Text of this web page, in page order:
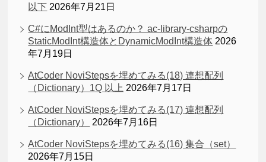
以下 2026年7月21日
C#にModInt型はあるのか？ ac-library-csharpの
StaticModInt構造体とDynamicModInt構造体 2026
年7月19日
AtCoder NoviStepsを埋めてみる(18) 連想配列
（Dictionary）1Q 以上 2026年7月17日
AtCoder NoviStepsを埋めてみる(17) 連想配列
（Dictionary）
2026年7月16日
AtCoder NoviStepsを埋めてみる(16) 集合（set）
2026年7月15日